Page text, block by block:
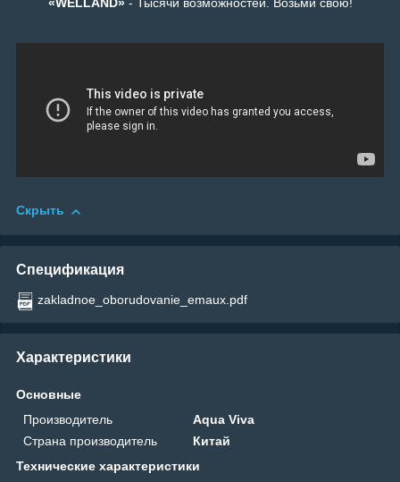
«WELLAND»- Тысячи возможностей. Возьми свою!
Скрыть
Спецификация
zakladnoe_oborudovanie_emaux.pdf
Характеристики
Основные
Производитель
Aqua Viva
Страна производитель
Китай
Технические характеристики